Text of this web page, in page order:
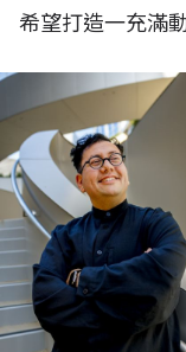
希望打造一充滿